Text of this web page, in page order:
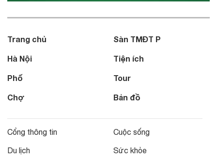
Trang chủ
Hà Nội
Phố
Chợ
Sàn TMĐT P
Tiện ích
Tour
Bản đồ
Cổng thông tin
Du lịch
Cuộc sống
Sức khỏe